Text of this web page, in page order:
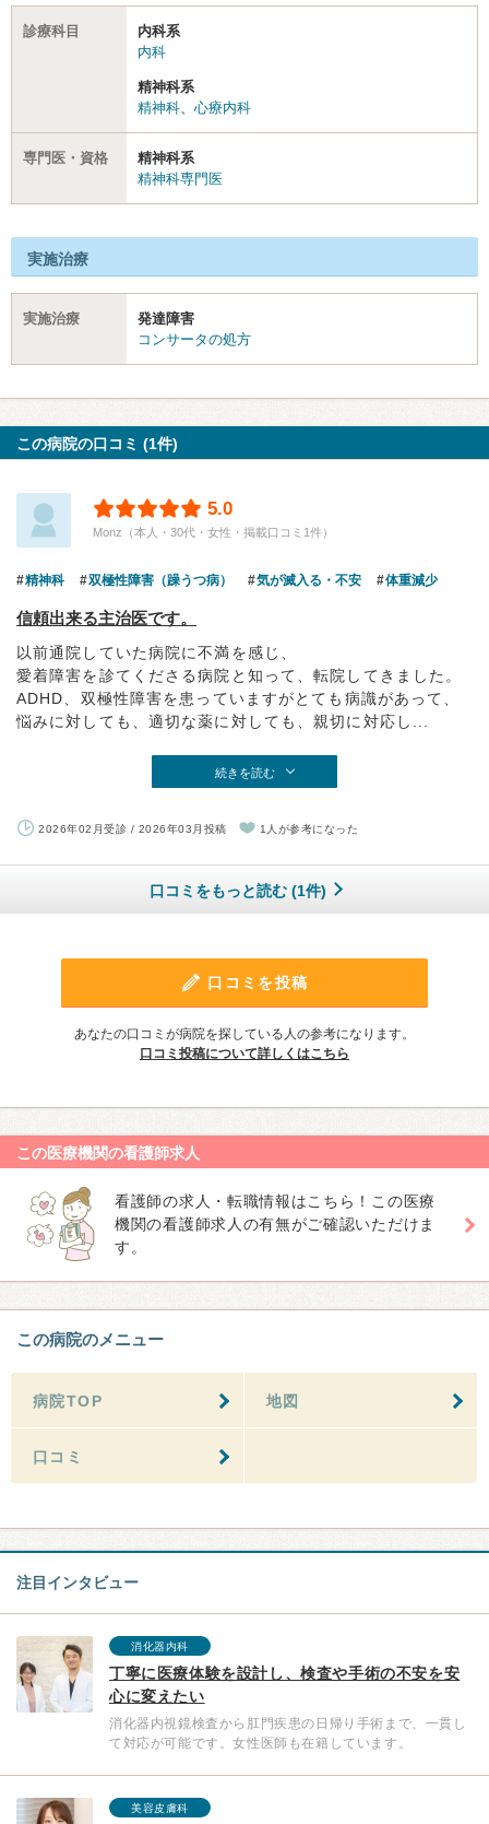
診療科目
内科系
内科
精神科系
精神科
心療内科
専門医・資格
精神科系
精神科専門医
実施治療
実施治療
発達障害
コンサータの処方
この病院の口コミ (1件)
5.0
Monz（本人・30代・女性・掲載口コミ1件）
精神科 双極性障害（躁うつ病） 気が滅入る・不安 体重減少
信頼出来る主治医です。
以前通院していた病院に不満を感じ、
愛着障害を診てくださる病院と知って、転院してきました。
ADHD、双極性障害を患っていますがとても病識があって、
悩みに対しても、適切な薬に対しても、親切に対応し...
続きを読む
2026年02月受診 / 2026年03月投稿 1人が参考になった
口コミをもっと読む (1件)
口コミを投稿
あなたの口コミが病院を探している人の参考になります。
口コミ投稿について詳しくはこちら
この医療機関の看護師求人
看護師の求人・転職情報はこちら！この医療
機関の看護師求人の有無がご確認いただけま
す。
この病院のメニュー
病院TOP 地図
口コミ
注目インタビュー
消化器内科
丁寧に医療体験を設計し、検査や手術の不安を安
心に変えたい
消化器内視鏡検査から肛門疾患の日帰り手術まで、一貫し
て対応が可能です。女性医師も在籍しています。
美容皮膚科